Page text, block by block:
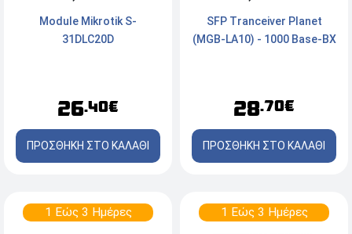
Module Mikrotik S-
31DLC20D
26.40€
ΠΡΟΣΘΗΚΗ ΣΤΟ ΚΑΛΑΘΙ
SFP Tranceiver Planet
(MGB-LA10) - 1000 Base-BX
28.70€
ΠΡΟΣΘΗΚΗ ΣΤΟ ΚΑΛΑΘΙ
1 Εώς 3 Ημέρες 1 Εώς 3 Ημέρες